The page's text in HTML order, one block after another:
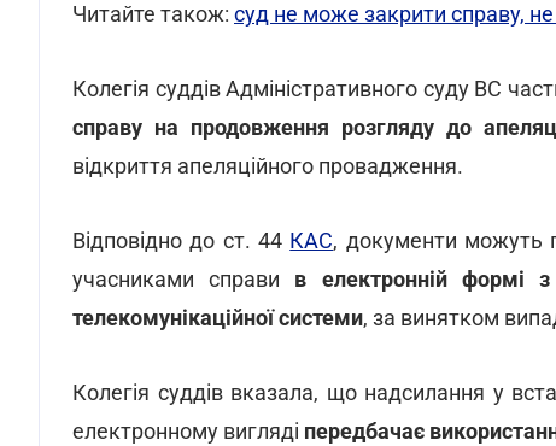
Читайте також: суд не може закрити справу,
Колегія суддів Адміністративного суду ВС
справу на продовження розгляду до
відкриття апеляційного провадження.
Відповідно до ст. 44 КАС, документи можуть
учасниками справи в електронній формі з
телекомунікаційної системи, за винятком
Колегія суддів вказала, що надсилання у
електронному вигляді передбачає